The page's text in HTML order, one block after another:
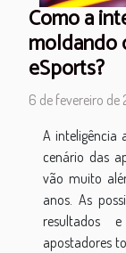
Como a
moldando
eSports?
6 de fevereiro de
A inteligência
cenário das
vão muito
anos. As
resultados
apostadores